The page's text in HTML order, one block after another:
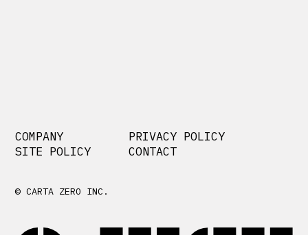
COMPANY
PRIVACY POLICY
SITE POLICY
CONTACT
© CARTA ZERO INC.